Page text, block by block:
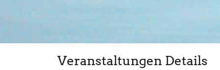
Veranstaltungen Details